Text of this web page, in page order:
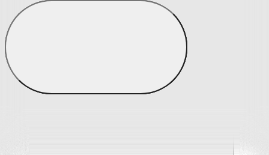
Prostěradla